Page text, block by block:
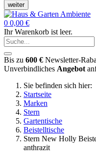
weiter
0 0,00 €
Ihr Warenkorb ist leer.
Bis zu 600 € Newsletter-
Unverbindliches Angebot
Sie befinden sich hier:
Startseite
Marken
Stern
Gartentische
Beistelltische
Stern New Holly
anthrazit